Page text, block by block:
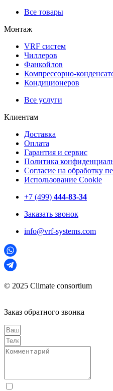
Все товары
Монтаж
VRF систем
Чиллеров
Фанкойлов
Компрессорно-
Кондиционеров
Все услуги
Клиентам
Доставка
Оплата
Гарантия и сервис
Политика
Согласие на обработку
Использование Cookie
+7 (499) 444-83-34
Заказать звонок
info@vrf-systems.com
© 2025 Climate consortium
Заказ обратного звонка